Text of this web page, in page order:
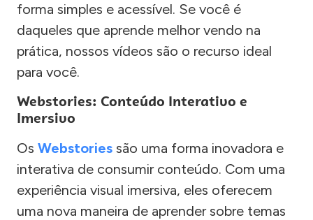
forma simples e acessível. Se você é
daqueles que aprende melhor vendo na
prática, nossos vídeos são o recurso ideal
para você.
Webstories: Conteúdo Interativo e
Imersivo
Os Webstories são uma forma inovadora e
interativa de consumir conteúdo. Com uma
experiência visual imersiva, eles oferecem
uma nova maneira de aprender sobre temas